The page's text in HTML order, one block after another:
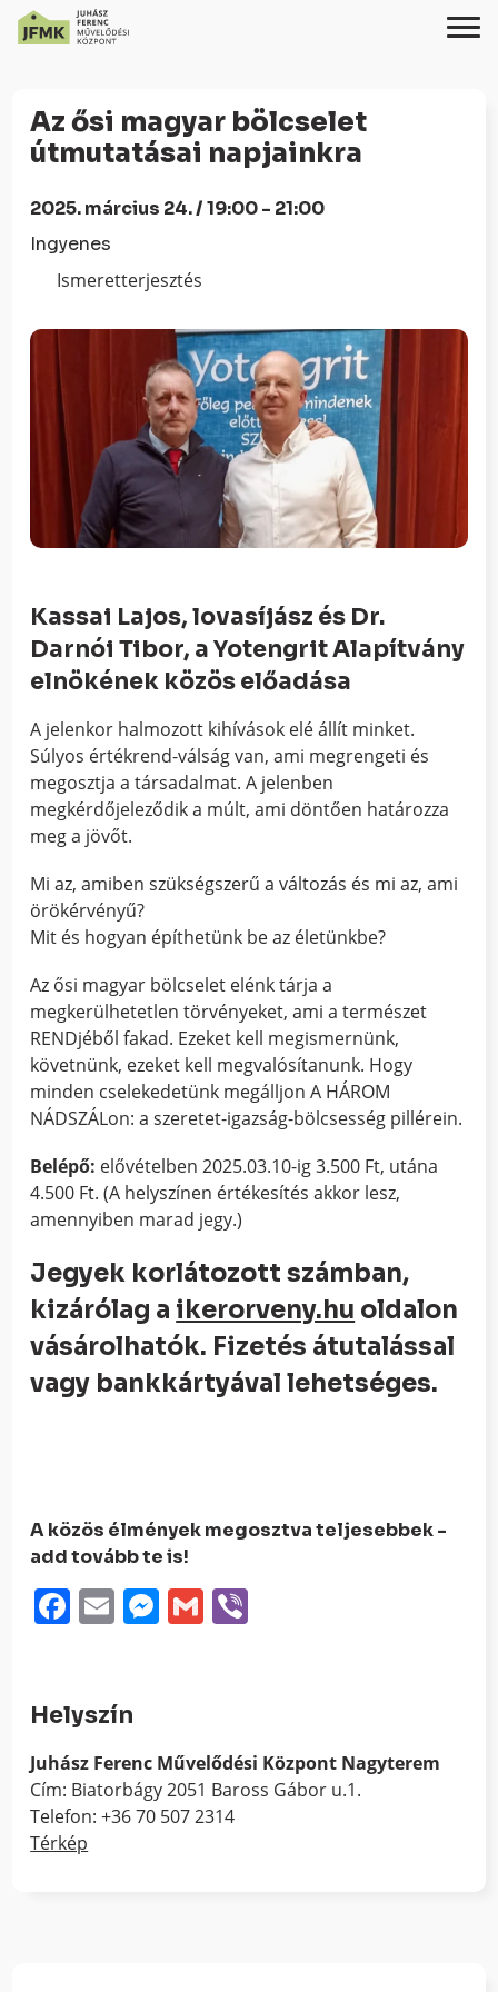
Content
navigációhoz
Az ősi magyar bölcselet
útmutatásai napjainkra
2025. március 24. / 19:00 - 21:00
Ingyenes
Ismeretterjesztés
Kassai Lajos, lovasíjász és Dr.
Darnói Tibor, a Yotengrit Alapítvány
elnökének közös előadása
A jelenkor halmozott kihívások elé állít minket.
Súlyos értékrend-válság van, ami megrengeti és
megosztja a társadalmat. A jelenben
megkérdőjeleződik a múlt, ami döntően határozza
meg a jövőt.
Mi az, amiben szükségszerű a változás és mi az, ami
örökérvényű?
Mit és hogyan építhetünk be az életünkbe?
Az ősi magyar bölcselet elénk tárja a
megkerülhetetlen törvényeket, ami a természet
RENDjéből fakad. Ezeket kell megismernünk,
követnünk, ezeket kell megvalósítanunk. Hogy
minden cselekedetünk megálljon A HÁROM
NÁDSZÁLon: a szeretet-igazság-bölcsesség pillérein.
Belépő: elővételben 2025.03.10-ig 3.500 Ft, utána
4.500 Ft. (A helyszínen értékesítés akkor lesz,
amennyiben marad jegy.)
Jegyek korlátozott számban,
kizárólag a ikerorveny.hu oldalon
vásárolhatók. Fizetés átutalással
vagy bankkártyával lehetséges.
A közös élmények megosztva teljesebbek -
add tovább te is!
Facebook
EmailMessenger
Gmail
Helyszín
Juhász Ferenc Művelődési Központ Nagyterem
Cím: Biatorbágy 2051 Baross Gábor u.1.
Telefon: +36 70 507 2314
Térkép